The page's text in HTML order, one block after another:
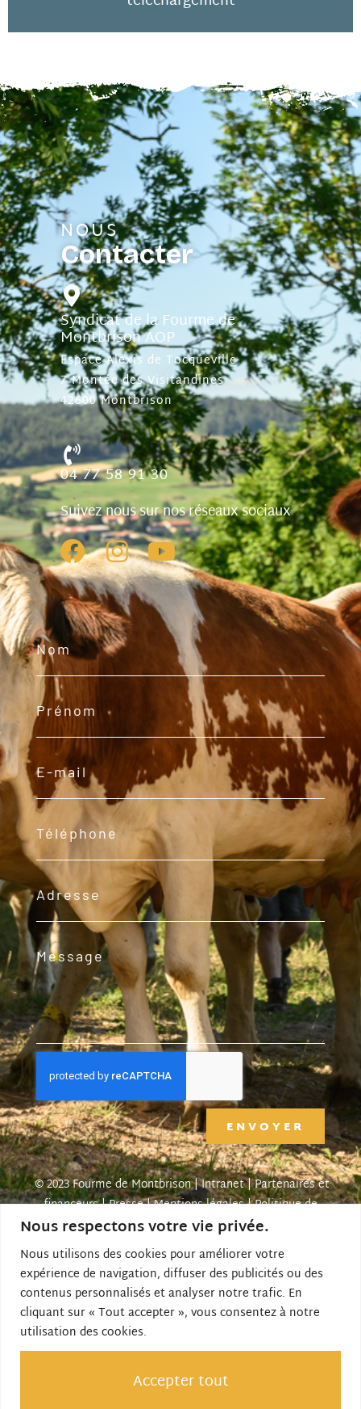
Nous respectons votre vie privée.
Nous utilisons des cookies pour améliorer votre
expérience de navigation, diffuser des publicités ou des
contenus personnalisés et analyser notre trafic. En
cliquant sur « Tout accepter », vous consentez à notre
utilisation des cookies.
Accepter tout
NOUS
Contacter
Syndicat de la Fourme de
Montbrison AOP
Espace Alexis de Tocqueville
7 Montée des Visitandines
42600 Montbrison
04 77 58 91 30
Suivez nous sur nos réseaux sociaux
ENVOYER
© 2023 Fourme de Montbrison |Intranet|Partenaires et
financeurs|Presse|Mentions légales|Politique de
confidentialité| Créé par SITE LINE, agence web
Le site Internet est cofinancé par Loire Forez
Agglomération et l’Union Européenne dans le Cadre du
Fonds Européen Agricole pour le Développement Rural
(FEADER) : l’Europe investit dans les zones rurales.